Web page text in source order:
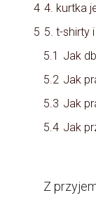
4 4. kurtka
5 5. t-shirty
5.1 Jak
5.2 Jak
5.3 Jak
5.4 Jak
Z